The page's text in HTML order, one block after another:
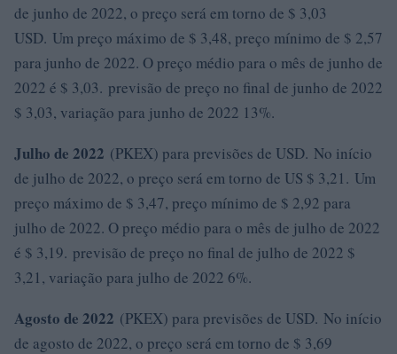
de junho de 2022, o preço será em torno de $ 3,03
USD. Um preço máximo de $ 3,48, preço mínimo de $ 2,57
para junho de 2022. O preço médio para o mês de junho de
2022 é $ 3,03. previsão de preço no final de junho de 2022
$ 3,03, variação para junho de 2022 13%.
Julho de 2022 (PKEX) para previsões de USD. No início
de julho de 2022, o preço será em torno de US $ 3,21. Um
preço máximo de $ 3,47, preço mínimo de $ 2,92 para
julho de 2022. O preço médio para o mês de julho de 2022
é $ 3,19. previsão de preço no final de julho de 2022 $
3,21, variação para julho de 2022 6%.
Agosto de 2022 (PKEX) para previsões de USD. No início
de agosto de 2022, o preço será em torno de $ 3,69